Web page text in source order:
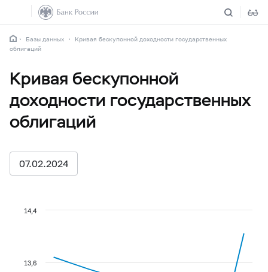
Базы данных
Кривая бескупонной доходности государственных
облигаций
Кривая бескупонной
доходности государственных
облигаций
07.02.2024
13,6
14,4